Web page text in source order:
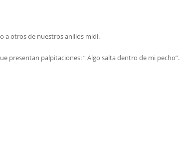
a otros de nuestros anillos midi.
presentan palpitaciones: “ Algo salta dentro de mi pecho”.